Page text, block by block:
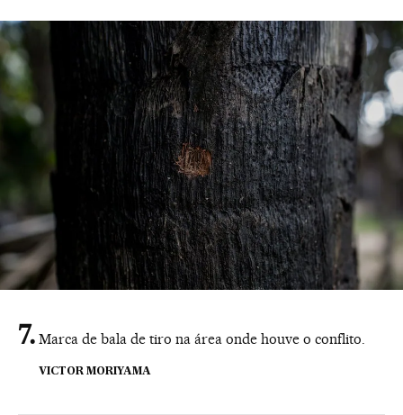
Marca de bala de tiro na área onde houve o conflito.
VICTOR MORIYAMA